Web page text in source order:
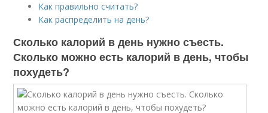
Как правильно считать?
Как распределить на день?
Сколько калорий в день нужно съесть.
Сколько можно есть калорий в день, чтобы
похудеть?